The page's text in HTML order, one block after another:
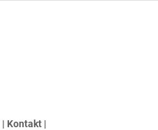
| Kontakt |